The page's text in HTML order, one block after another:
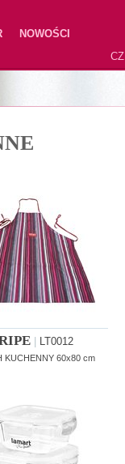
NOWOŚCI
CZ
| LT0012
KUCHENNY 60x80 cm